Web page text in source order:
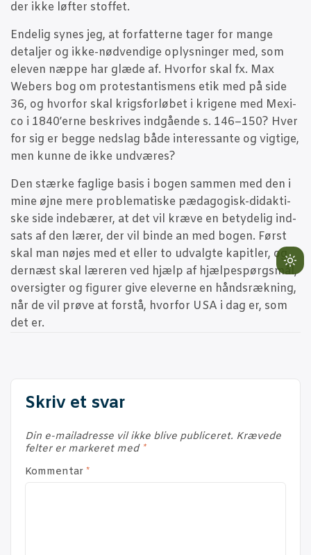
der ikke løf­ter stoffet.
Ende­lig synes jeg, at for­fat­ter­ne tager for man­ge
detal­jer og ikke-nød­ven­di­ge oplys­nin­ger med, som
ele­ven næp­pe har glæ­de af. Hvor­for skal fx. Max
Webers bog om pro­te­stan­tis­mens etik med på side
36, og hvor­for skal krigs­for­lø­bet i kri­ge­ne med Mexi­
co i 1840’erne beskri­ves ind­gå­en­de s. 146–150? Hver
for sig er beg­ge nedslag både inter­es­san­te og vig­ti­ge,
men kun­ne de ikke undværes?
Den stær­ke fag­li­ge basis i bogen sam­men med den i
mine øjne mere pro­ble­ma­ti­ske pæda­go­gisk-didak­ti­
ske side inde­bæ­rer, at det vil kræ­ve en bety­de­lig ind­
sats af den lærer, der vil bin­de an med bogen. Først
skal man nøjes med et eller to udvalg­te kapit­ler, og
der­næst skal lære­ren ved hjælp af hjæl­pe­spørgs­mål,
over­sig­ter og figu­rer give ele­ver­ne en hånds­ræk­ning,
når de vil prø­ve at for­stå, hvor­for USA i dag er, som
det er.
Skriv et svar
Din e-mailadresse vil ikke blive publiceret. Krævede
felter er markeret med *
Kommentar *